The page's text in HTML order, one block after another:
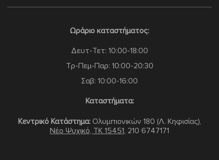
Ωράριο καταστήματος:
Δευτ-Τετ: 10:00-18:00
Τρ-Πεμ-Παρ: 10:00-20:30
Σαβ: 10:00-16:00
Καταστήματα:
Κεντρικό Κατάστημα:Ολυμπιονικών 180 (Λ. Κηφισίας),
Νέο Ψυχικό, TK 15451, 210 6747171